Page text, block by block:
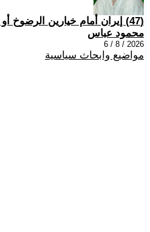
(47) إيران أمام خيارين الرضوخ أو الزوال
محمود عباس
2026 / 8 / 6
مواضيع وابحاث سياسية